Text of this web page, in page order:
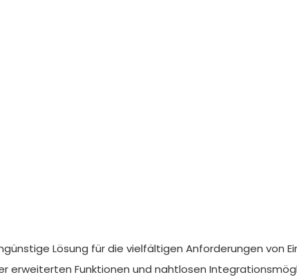
Lösung für die vielfältigen Anforderungen von
erweiterten Funktionen und nahtlosen